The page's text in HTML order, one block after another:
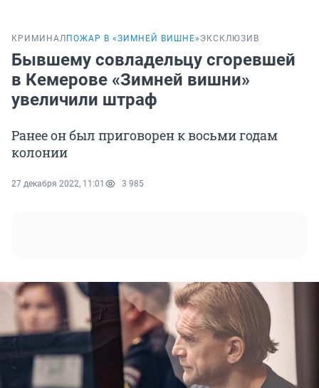
КРИМИНАЛ ПОЖАР В «ЗИМНЕЙ ВИШНЕ» ЭКСКЛЮЗИВ
Бывшему совладельцу сгоревшей
в Кемерове «Зимней вишни»
увеличили штраф
Ранее он был приговорен к восьми годам
колонии
27 декабря 2022, 11:01 3 985